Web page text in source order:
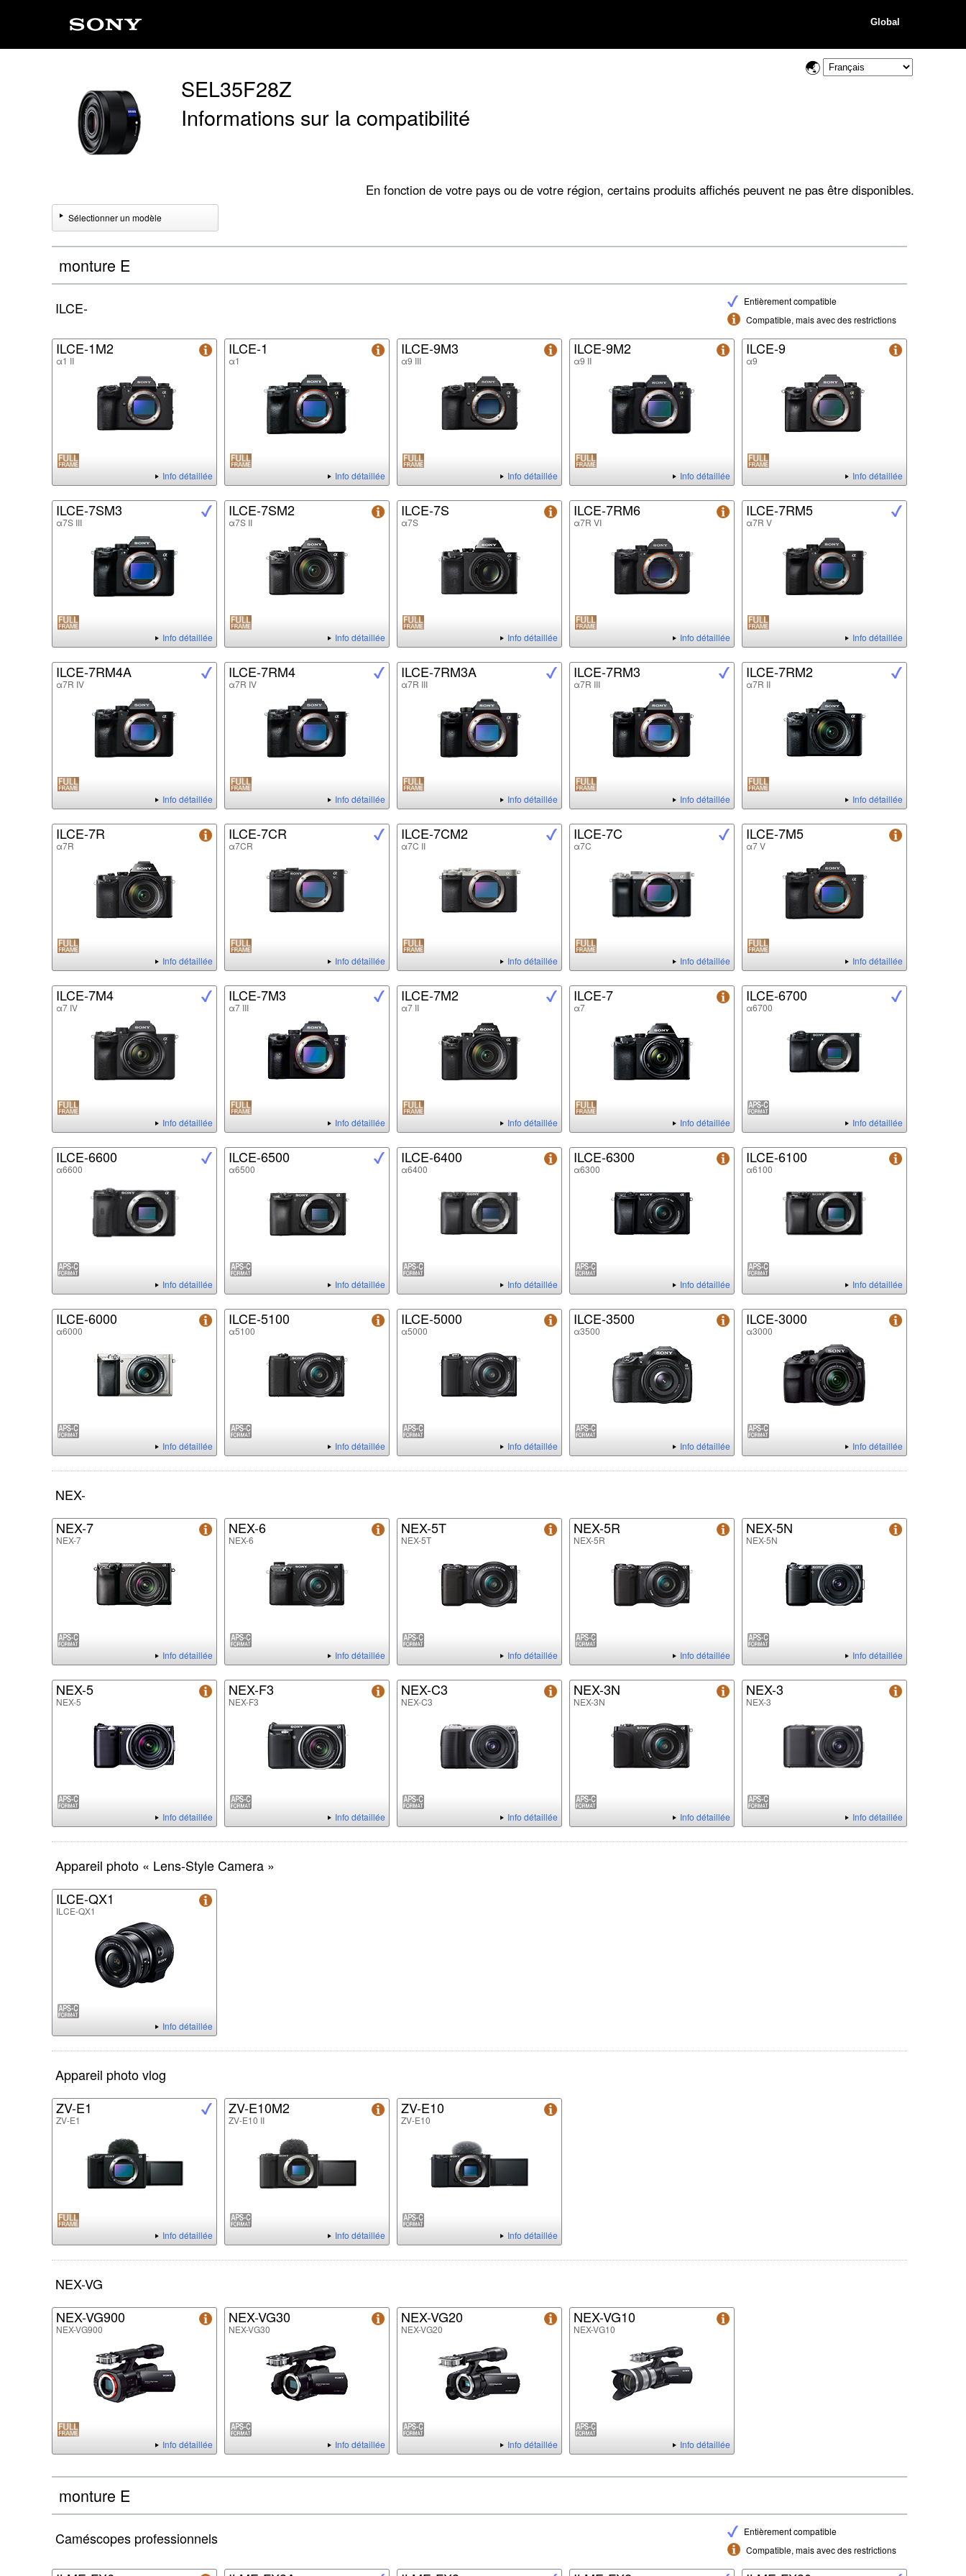
Global
SEL35F28Z
Informations sur la compatibilité
En fonction de votre pays ou de votre région, certains produits affichés peuvent ne pas être disponibles.
Sélectionner un modèle
monture E
Entièrement compatible
Compatible, mais avec des restrictions
ILCE-
ILCE-1M2
α1 II
Info détaillée
ILCE-1
α1
Info détaillée
ILCE-9M3
α9 III
Info détaillée
ILCE-9M2
α9 II
Info détaillée
ILCE-9
α9
Info détaillée
ILCE-7SM3
α7S III
Info détaillée
ILCE-7SM2
α7S II
Info détaillée
ILCE-7S
α7S
Info détaillée
ILCE-7RM6
α7R VI
Info détaillée
ILCE-7RM5
α7R V
Info détaillée
ILCE-7RM4A
α7R IV
Info détaillée
ILCE-7RM4
α7R IV
Info détaillée
ILCE-7RM3A
α7R III
Info détaillée
ILCE-7RM3
α7R III
Info détaillée
ILCE-7RM2
α7R II
Info détaillée
ILCE-7R
α7R
Info détaillée
ILCE-7CR
α7CR
Info détaillée
ILCE-7CM2
α7C II
Info détaillée
ILCE-7C
α7C
Info détaillée
ILCE-7M5
α7 V
Info détaillée
ILCE-7M4
α7 IV
Info détaillée
ILCE-7M3
α7 III
Info détaillée
ILCE-7M2
α7 II
Info détaillée
ILCE-7
α7
Info détaillée
ILCE-6700
α6700
Info détaillée
ILCE-6600
α6600
Info détaillée
ILCE-6500
α6500
Info détaillée
ILCE-6400
α6400
Info détaillée
ILCE-6300
α6300
Info détaillée
ILCE-6100
α6100
Info détaillée
ILCE-6000
α6000
Info détaillée
ILCE-5100
α5100
Info détaillée
ILCE-5000
α5000
Info détaillée
ILCE-3500
α3500
Info détaillée
ILCE-3000
α3000
Info détaillée
NEX-
NEX-7
NEX-7
Info détaillée
NEX-6
NEX-6
Info détaillée
NEX-5T
NEX-5T
Info détaillée
NEX-5R
NEX-5R
Info détaillée
NEX-5N
NEX-5N
Info détaillée
NEX-5
NEX-5
Info détaillée
NEX-F3
NEX-F3
Info détaillée
NEX-C3
NEX-C3
Info détaillée
NEX-3N
NEX-3N
Info détaillée
NEX-3
NEX-3
Info détaillée
Appareil photo « Lens-Style Camera »
ILCE-QX1
ILCE-QX1
Info détaillée
Appareil photo vlog
ZV-E1
ZV-E1
Info détaillée
ZV-E10M2
ZV-E10 II
Info détaillée
ZV-E10
ZV-E10
Info détaillée
NEX-VG
NEX-VG900
NEX-VG900
Info détaillée
NEX-VG30
NEX-VG30
Info détaillée
NEX-VG20
NEX-VG20
Info détaillée
NEX-VG10
NEX-VG10
Info détaillée
monture E
Entièrement compatible
Compatible, mais avec des restrictions
Caméscopes professionnels